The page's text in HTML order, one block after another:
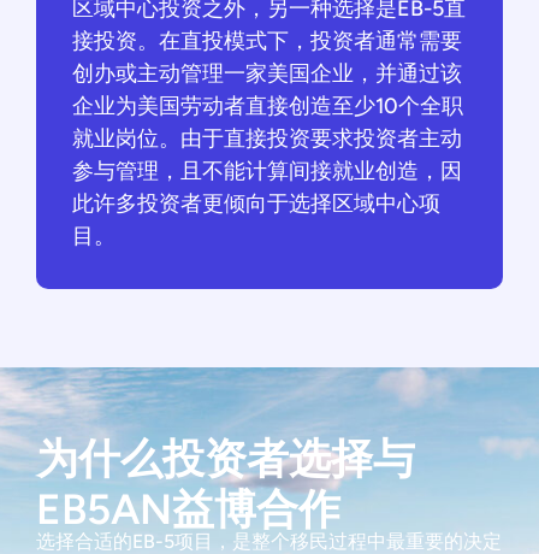
区域中心投资之外，另一种选择是EB-5直
接投资。在直投模式下，投资者通常需要
创办或主动管理一家美国企业，并通过该
企业为美国劳动者直接创造至少10个全职
就业岗位。由于直接投资要求投资者主动
参与管理，且不能计算间接就业创造，因
此许多投资者更倾向于选择区域中心项
目。
为什么投资者选择与
EB5AN益博合作
选择合适的EB-5项目，是整个移民过程中最重要的决定